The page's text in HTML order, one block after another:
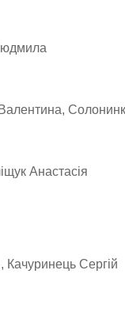
Анастасія
Качуринець Сергій